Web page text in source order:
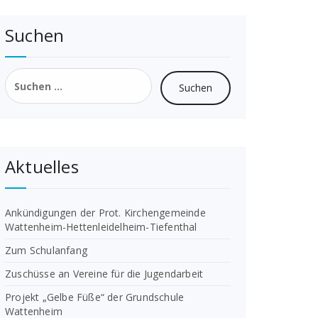
Suchen
Suchen
nach:
Aktuelles
Ankündigungen der Prot. Kirchengemeinde
Wattenheim-Hettenleidelheim-Tiefenthal
Zum Schulanfang
Zuschüsse an Vereine für die Jugendarbeit
Projekt „Gelbe Füße“ der Grundschule
Wattenheim